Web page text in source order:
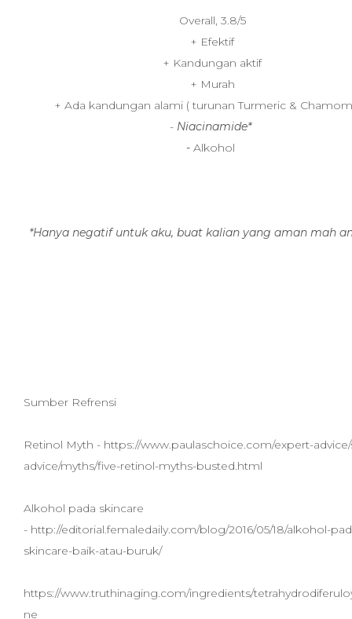
Overall, 3.8/5
+ Efektif
+ Kandungan aktif
+ Murah
+ Ada kandungan alami ( turunan Turmeric &
- Niacinamide*
- Alkohol
*Hanya negatif untuk aku, buat kalian yang aman mah
Sumber Refrensi
Retinol Myth - https://www.paulaschoice.com/expert-
advice/myths/five-retinol-myths-busted.html
Alkohol pada skincare
- http://editorial.femaledaily.com/blog/2016/05/18/alkohol-
skincare-baik-atau-buruk/
https://www.truthinaging.com/ingredients/
ne